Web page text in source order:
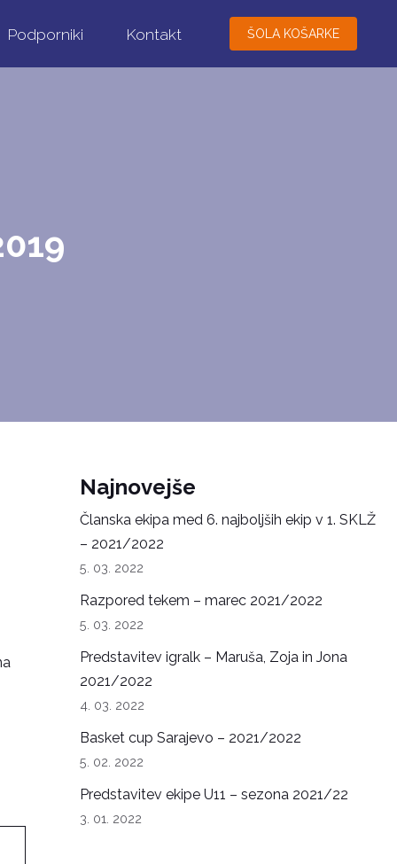
Podporniki Kontakt ŠOLA KOŠARKE
Najnovejše
Članska ekipa med 6. najboljših ekip v 1. SKLŽ
– 2021/2022
5. 03. 2022
Razpored tekem – marec 2021/2022
5. 03. 2022
Predstavitev igralk – Maruša, Zoja in Jona
2021/2022
4. 03. 2022
Basket cup Sarajevo – 2021/2022
5. 02. 2022
Predstavitev ekipe U11 – sezona 2021/22
3. 01. 2022